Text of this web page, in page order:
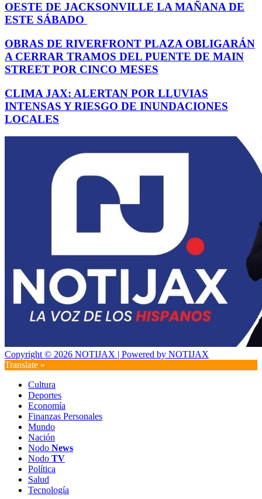
OESTE DE JACKSONVILLE LA MAÑANA DE
ESTE SÁBADO
OBRAS DE RIVERFRONT PLAZA OBLIGARÁN
A CERRAR TRAMOS DEL PUENTE DE MAIN
STREET POR CINCO MESES
CLIMA JAX: ALERTAN POR LLUVIAS
INTENSAS Y RIESGO DE INUNDACIONES
LOCALES
Copyright © 2026 NOTIJAX | Powered by NOTIJAX
Translate »
Cultura
Deportes
Economía
Finanzas Personales
Mundo
Nación
Nodo News
Nodo TV
Política
Salud
Tecnología